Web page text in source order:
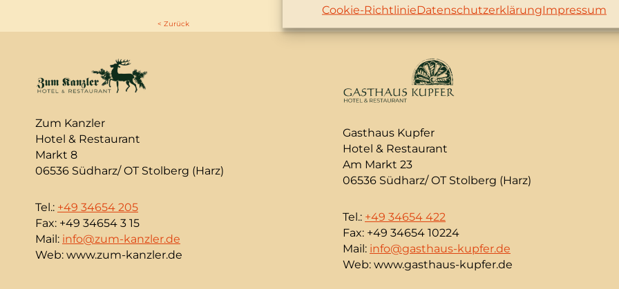
Cookie-RichtlinieDatenschutzerklärungImpressum
< Zurück
Zum Kanzler
Hotel & Restaurant
Markt 8
06536 Südharz/ OT Stolberg (Harz)
Tel.: +49 34654 205
Fax: +49 34654 3 15
Mail: info@zum-kanzler.de
Web: www.zum-kanzler.de
Gasthaus Kupfer
Hotel & Restaurant
Am Markt 23
06536 Südharz/ OT Stolberg (Harz)
Tel.: +49 34654 422
Fax: +49 34654 10224
Mail: info@gasthaus-kupfer.de
Web: www.gasthaus-kupfer.de